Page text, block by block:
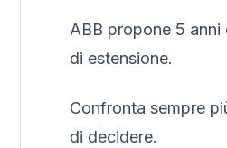
ABB propone 5
di estensione.
Confronta sempre
di decidere.